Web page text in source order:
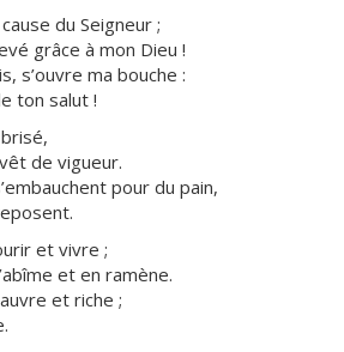
du Seigneur ;
grâce à mon Dieu !
s’ouvre ma bouche :
ton salut !
de vigueur.
pour du pain,
et vivre ;
et en ramène.
et riche ;